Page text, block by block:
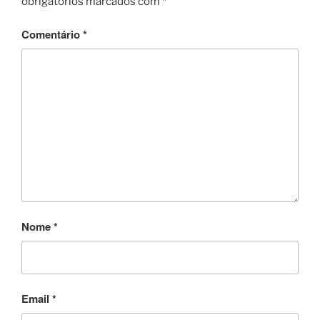
o
o
Comentário*
Nome*
Email *